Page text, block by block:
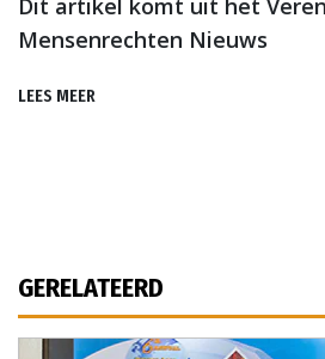
Dit artikel komt uit het
Mensenrechten Nieuws
LEES MEER
GERELATEERD